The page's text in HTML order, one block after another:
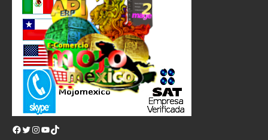
Facebook Twitter Instagram YouTube TikTok